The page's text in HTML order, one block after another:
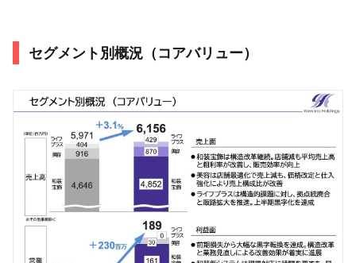
セグメント別概況（コアバリュー）